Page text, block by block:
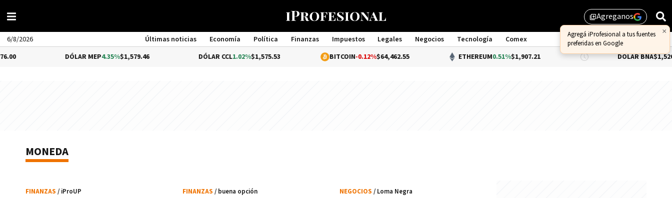
library_addAgreganos
×
Agregá iProfesional a tus fuentes
preferidas en Google
6/8/2026 Últimas noticias Economía Política Finanzas Impuestos Legales Negocios Tecnología
Comex
Management
DÓLAR MEP4.35%$1,579.46 DÓLAR CCL1.02%$1,575.53 BITCOIN-0.12%$64,462.55 ETHEREUM0.51%$1,907.21 DÓLAR BNA$1,520.00
MONEDA
FINANZAS / iProUP FINANZAS / buena opción NEGOCIOS / Loma Negra